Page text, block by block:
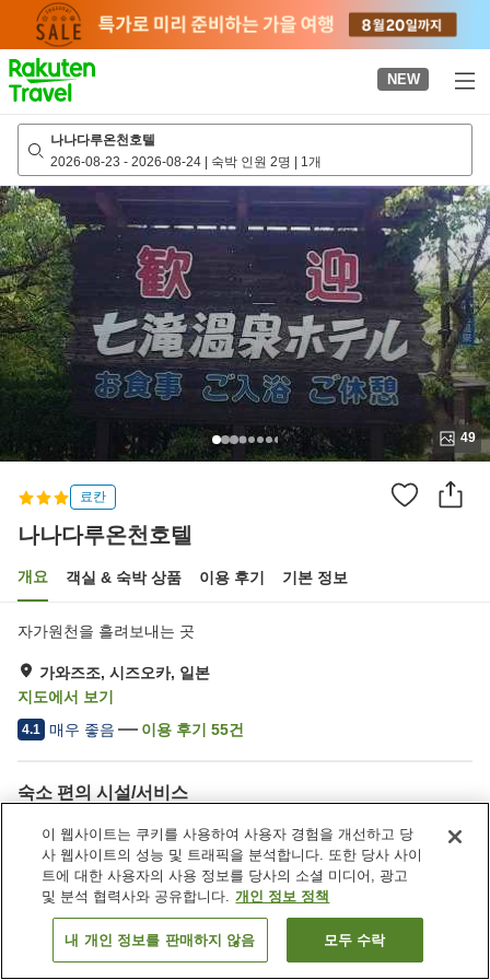
page
NEW
나나다루온천호텔
2026-08-23 - 2026-08-24 | 숙박 인원 2명 | 1개
49
료칸
나나다루온천호텔
개요 객실 & 숙박 상품 이용 후기 기본 정보
자가원천을 흘려보내는 곳
가와즈조, 시즈오카, 일본
지도에서 보기
4.1 매우 좋음 이용 후기 55건
숙소 편의 시설/서비스
송영 서비스
자동판매기
노천탕 (온천)
대욕장 (온천)
일본 시즈오카 가와즈조 나나다루온천호텔
객실 보기
이 웹사이트는 쿠키를 사용하여 사용자 경험을 개선하고 당
사 웹사이트의 성능 및 트래픽을 분석합니다. 또한 당사 사이
트에 대한 사용자의 사용 정보를 당사의 소셜 미디어, 광고
및 분석 협력사와 공유합니다. 개인 정보 정책
내 개인 정보를 판매하지 않음 모두 수락